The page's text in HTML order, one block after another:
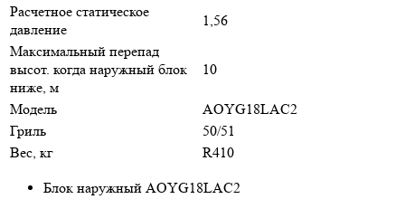
Расчетное статическое
давление
1,56
Максимальный перепад
высот. когда наружный блок
ниже, м
10
Модель
AOYG18LAC2
Гриль
50/51
Вес, кг
R410
Блок наружный AOYG18LAC2